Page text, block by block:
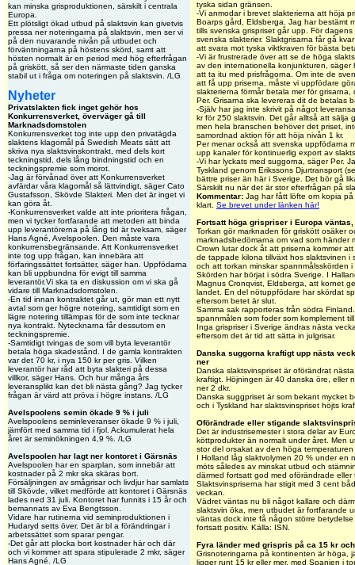
kan minska grisproduktionen, särskilt i centrala
Europa.
Ett plötsligt ökad utbud på slaktsvin kan givetvis
pressa ner noteringarna på slaktsvin, men ser vi
på den nuvarande nivån på utbudet och
förväntningarna på höstens skörd, samt att
hösten normalt är en period med hög efterfrågan
på griskött, så ser den närmaste tiden ganska
stabil ut i fråga om noteringen på slaktsvin. /LG
Nyheter
Privatslakten fick inget gehör hos
Konkurrensverket, överväger gå till
Marknadsdomstolen
Konkurrensverket tog inte upp den privatägda
slaktens klagomål på Swedish Meats sätt att
skriva nya slaktsvinskontrakt, med dels kort
teckningstid, dels lång bindningstid och en
teckningspremie som morot.
-Jag är förvånad över att Konkurrensverket
avfärdar våra klagomål så lättvindigt, säger Cato
Gustafsson, Skövde Slakteri. Men det är inget vi
kan göra åt.
-Konkurrensverket valde att inte prioritera frågan,
men vi tycker fortfarande att metoden att binda
upp leverantörerna på lång tid är tveksam, säger
Hans Agné, Avelspoolen. Den måste vara
konkurrensbegränsande. Att Konkurrensverket
inte tog upp frågan, kan innebära att
förfaringssättet fortsätter, säger han. Uppfödarna
kan bli uppbundna för evigt till samma
leverantör.Vi ska ta en diskussion om vi ska gå
vidare till Marknadsdomstolen.
-En tid innan kontraktet går ut, gör man ett nytt
avtal som ger högre notering, samtidigt som en
lägre notering tillämpas för de som inte tecknar
nya kontrakt. Nytecknarna får dessutom en
teckningspremie.
-Samtidigt tvingas de som vill byta leverantör
betala höga skadestånd. I de gamla kontrakten
var det 70 kr, i nya 150 kr per gris. Vilken
leverantör har råd att byta slakteri på dessa
villkor, säger Hans. Och hur många års
leveransplikt kan det bli nästa gång? Jag tycker
frågan är värd att pröva i högre instans. /LG
Avelspoolens semin ökade 9 % i juli
Avelspoolens seminleveranser ökade 9 % i juli,
jämfört med samma tid i fjol. Ackumulerat hela
året är seminökningen 4,9 %. /LG
Avelspoolen har lagt ner kontoret i Gärsnäs
Avelspoolen har en sparplan, som innebär att
kostnader på 2 mkr ska skäras bort.
Försäljningen av smågrisar och livdjur har samlats
till Skövde, vilket medförde att kontoret i Gärsnäs
lades ned 31 juli. Kontoret har funnits i 15 år och
bemannats av Eva Bengtsson.
Vidare har rutinerna vid seminproduktionen i
Hudaryd setts över. Det är bl a förändringar i
arbetssättet som sparar pengar.
-Det går att plocka bort kostnader här och där
och vi kommer att spara stipulerade 2 mkr, säger
Hans Agné. /LG
tyska sidan gränsen.
-Vi anmodar i brevet slakterierna att höja
Boarps gård, Eldsberga. Jag har bestämt
tills svenska grispriset går upp. För
svenska slakterier. Slaktgrisarna får gå
att svara mot tyska viktkraven för bästa
-Vi är frustrerade över att se de höga
av den internationella konjunkturen,
att ta itu med prisfrågorna. Om inte de
att få upp priserna, måste vi uppfödare
slakterierna förmår betala mer för
Per. Grisarna ska levereras dit de betalas
-Själv har jag inte skrivit på något
kr för 250 slaktsvin. Det går alltså att sälja
men hela branschen behöver det priset,
samordnad aktion för att höja nivån 1 kr.
Per menar också att svenska uppfödarna
upp kanaler för kontinuerlig export av
-Vi har lyckats med suggorna, säger Per.
Tyskland genom Erikssons Djurtransport
bättre priser än här i Sverige. Det bör gå
Särskilt nu när det är stor efterfrågan på
Kommentar: Jag har fått löfte om kopia
klart. Se brevet under länken här!
Fortsatt höga grispriser i Europa
Torkan gör marknaden för griskött osäker
marknadsbedömarna om vad som händer
Crown lutar dock åt att priserna kommer
de tappade kilona tillväxt hos slaktsvinen i
och att torkan minskar spannmålsskörden
Skörden har börjat i södra Sverige. I
Magnus Cronqvist, Eldsberga, att kornet
landet. En del nötuppfödare har skördat
eftersom betet är slut.
Samma sak rapporteras från södra
spannmålen som foder som komplement
Inga grispriser i Sverige ändras nästa
eftersom det är tid att sätta in julgrisar.
Danska suggorna kraftigt upp nästa
ner
Danska slaktsvinspriset är oförändrat
kraftigt. Höjningen är 40 danska öre, eller
ner 2 dkr.
Danska suggpriset är som bekant mycket
och i Tyskland har slaktsvinspriset höjts
Oförändrade eller stigande
Det är industrisemester i stora delar av
köttprodukter än normalt under året. Men
stor del orsakat av den höga
I Holland låg slaktvolymen 20 % under en
möts således av minskat utbud och
därmed fortsatt god med oförändrade eller
Slaktsvinspriserna har stigit med 3 cent
veckan.
Vädret väntas nu bli något kallare och
slaktsvin öka, men utbudet är fortfarande
väntas dock inte få någon större
fortsatt positiv. Källa: ISN.
Fyra länder med grispris på ca 15 kr
Grisnoteringarna på kontinenten är höga,
ligger runt 15 kr eller mer, med Spanien i